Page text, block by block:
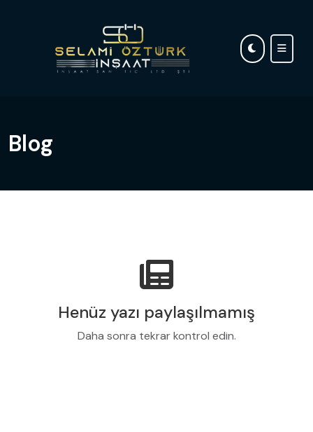
Blog
Henüz yazı paylaşılmamış
Daha sonra tekrar kontrol edin.